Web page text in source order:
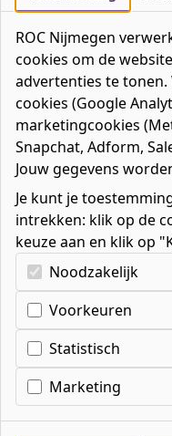
Mavo / havo / vwo
Contact
Over ons
Bedrijven
Favorieten0
Mijn ROC
Zoeken
werker
ROC Nijmegen
cookies om de
advertenties te
cookies (Google
marketingcookies
Snapchat, Adform,
Jouw gegevens
Je kunt je
intrekken: klik op de
keuze aan en klik op
Kies uw cookie-
Noodzakelijk
Voorkeuren
Statistisch
Marketing